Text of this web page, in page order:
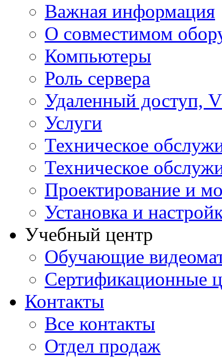
Важная информация
О совместимом
Компьютеры
Роль сервера
Удаленный доступ,
Услуги
Техническое
Техническое
Проектирование и
Установка и
Учебный центр
Обучающие
Сертификационные
Контакты
Все контакты
Отдел продаж